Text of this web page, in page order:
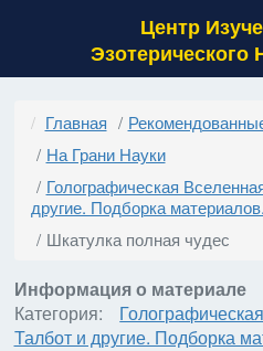
Центр
Эзотерического
Главная
На Грани Науки
Голографическая
другие. Подборка материалов.
Шкатулка полная чудес
Информация о материале
Категория:
Талбот и другие. Подборка